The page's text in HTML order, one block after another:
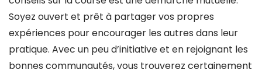
Soyez ouvert et prêt à partager vos propres
expériences pour encourager les autres dans leur
pratique. Avec un peu d’initiative et en rejoignant les
bonnes communautés, vous trouverez certainement